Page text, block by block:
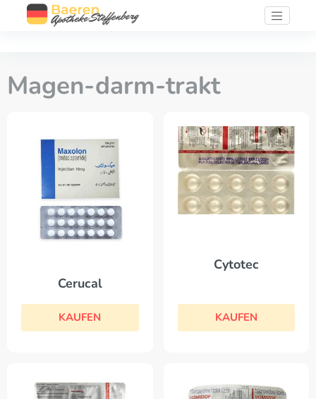
Magen-darm-trakt
Cerucal
KAUFEN
Cytotec
KAUFEN